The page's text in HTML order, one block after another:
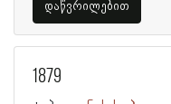
დაწვრილებით
1879